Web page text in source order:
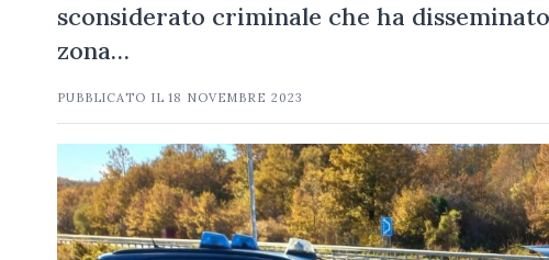
sconsiderato criminale che ha
zona…
PUBBLICATO IL18 NOVEMBRE 2023